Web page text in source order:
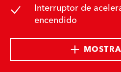
Interruptor de
encendido